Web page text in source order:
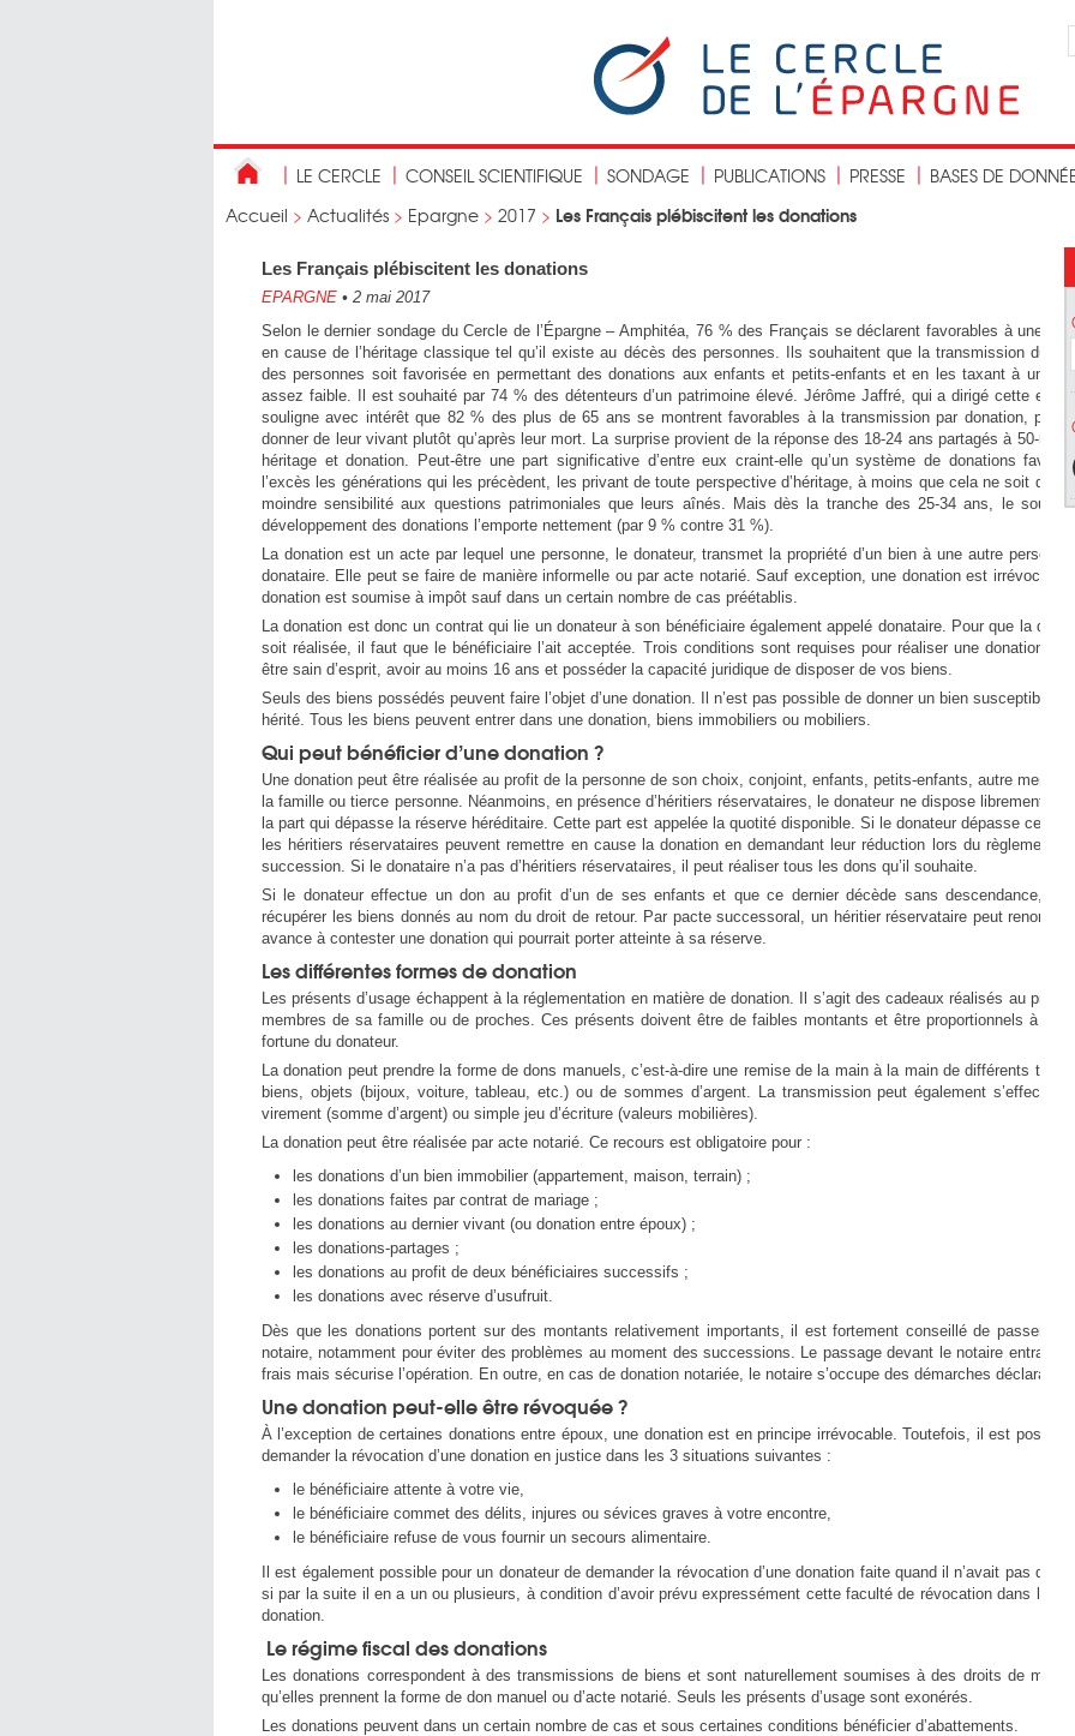
LE CERCLE CONSEIL SCIENTIFIQUE SONDAGE PUBLICATIONS PRESSE BASES DE
Accueil > Actualités > Epargne > 2017 > Les Français plébiscitent les donations
Les Français plébiscitent les donations
EPARGNE • 2 mai 2017
Selon le dernier sondage du Cercle de l’Épargne – Amphitéa, 76 % des Français se déclarent favorables à une
en cause de l’héritage classique tel qu’il existe au décès des personnes. Ils souhaitent que la transmission du
des personnes soit favorisée en permettant des donations aux enfants et petits-enfants et en les taxant à un
assez faible. Il est souhaité par 74 % des détenteurs d’un patrimoine élevé. Jérôme Jaffré, qui a dirigé cette
souligne avec intérêt que 82 % des plus de 65 ans se montrent favorables à la transmission par donation,
donner de leur vivant plutôt qu’après leur mort. La surprise provient de la réponse des 18-24 ans partagés à 50-50
héritage et donation. Peut-être une part significative d’entre eux craint-elle qu’un système de donations
l’excès les générations qui les précèdent, les privant de toute perspective d’héritage, à moins que cela ne soit dû à
moindre sensibilité aux questions patrimoniales que leurs aînés. Mais dès la tranche des 25-34 ans, le
développement des donations l’emporte nettement (par 9 % contre 31 %).
La donation est un acte par lequel une personne, le donateur, transmet la propriété d’un bien à une autre personne,
donataire. Elle peut se faire de manière informelle ou par acte notarié. Sauf exception, une donation est irrévocable.
donation est soumise à impôt sauf dans un certain nombre de cas préétablis.
La donation est donc un contrat qui lie un donateur à son bénéficiaire également appelé donataire. Pour que la
soit réalisée, il faut que le bénéficiaire l’ait acceptée. Trois conditions sont requises pour réaliser une donation. Il
être sain d’esprit, avoir au moins 16 ans et posséder la capacité juridique de disposer de vos biens.
Seuls des biens possédés peuvent faire l’objet d’une donation. Il n’est pas possible de donner un bien susceptible
hérité. Tous les biens peuvent entrer dans une donation, biens immobiliers ou mobiliers.
Qui peut bénéficier d’une donation ?
Une donation peut être réalisée au profit de la personne de son choix, conjoint, enfants, petits-enfants, autre membre
la famille ou tierce personne. Néanmoins, en présence d’héritiers réservataires, le donateur ne dispose librement que
la part qui dépasse la réserve héréditaire. Cette part est appelée la quotité disponible. Si le donateur dépasse cette
les héritiers réservataires peuvent remettre en cause la donation en demandant leur réduction lors du règlement de
succession. Si le donataire n’a pas d’héritiers réservataires, il peut réaliser tous les dons qu’il souhaite.
Si le donateur effectue un don au profit d’un de ses enfants et que ce dernier décède sans descendance, il
récupérer les biens donnés au nom du droit de retour. Par pacte successoral, un héritier réservataire peut renoncer
avance à contester une donation qui pourrait porter atteinte à sa réserve.
Les différentes formes de donation
Les présents d’usage échappent à la réglementation en matière de donation. Il s’agit des cadeaux réalisés au profit
membres de sa famille ou de proches. Ces présents doivent être de faibles montants et être proportionnels à l’état
fortune du donateur.
La donation peut prendre la forme de dons manuels, c’est-à-dire une remise de la main à la main de différents types
biens, objets (bijoux, voiture, tableau, etc.) ou de sommes d’argent. La transmission peut également s’effectuer
virement (somme d’argent) ou simple jeu d’écriture (valeurs mobilières).
La donation peut être réalisée par acte notarié. Ce recours est obligatoire pour :
les donations d’un bien immobilier (appartement, maison, terrain) ;
les donations faites par contrat de mariage ;
les donations au dernier vivant (ou donation entre époux) ;
les donations-partages ;
les donations au profit de deux bénéficiaires successifs ;
les donations avec réserve d’usufruit.
Dès que les donations portent sur des montants relativement importants, il est fortement conseillé de passer par
notaire, notamment pour éviter des problèmes au moment des successions. Le passage devant le notaire entraîne
frais mais sécurise l’opération. En outre, en cas de donation notariée, le notaire s’occupe des démarches déclaratives.
Une donation peut-elle être révoquée ?
À l’exception de certaines donations entre époux, une donation est en principe irrévocable. Toutefois, il est possible
demander la révocation d’une donation en justice dans les 3 situations suivantes :
le bénéficiaire attente à votre vie,
le bénéficiaire commet des délits, injures ou sévices graves à votre encontre,
le bénéficiaire refuse de vous fournir un secours alimentaire.
Il est également possible pour un donateur de demander la révocation d’une donation faite quand il n’avait pas
si par la suite il en a un ou plusieurs, à condition d’avoir prévu expressément cette faculté de révocation dans l’acte
donation.
Le régime fiscal des donations
Les donations correspondent à des transmissions de biens et sont naturellement soumises à des droits de
qu’elles prennent la forme de don manuel ou d’acte notarié. Seuls les présents d’usage sont exonérés.
Les donations peuvent dans un certain nombre de cas et sous certaines conditions bénéficier d’abattements.